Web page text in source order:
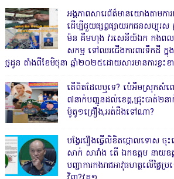
អង្គភាពសារេព័ត៌មានយោងតាមកា
ដើម្បីជួយផ្សព្វផ្សាយរកជនសប្បុរ
ម៉ន គឹមហុង វរសេនីយ៍ឯក កងព
សកម្ម ទៅឈរជើងការពារទឹកដី ក្
ថ្មដូន តាំងពីខែមិថុនា ឆ្នាំ២០២៥ដោយសារមានការខ្វះខ
តើពិតដែលឬទេ? ប៉េអឹមស្រុកសំ
៧នាក់បញ្ជូនដល់ខេត្ត,ជ្រុះបាត់២ន
ម៉ូតូ១គ្រឿង,អត់ដឹងទៅណា?
បង្វែររឿងធ្វើលិខិតថ្កោលទោស
សាក់ សារាំង តើ ឯកឧត្តម នា
បញ្ជាការកងរាជអាវុធហត្ថលើផ្ទៃ